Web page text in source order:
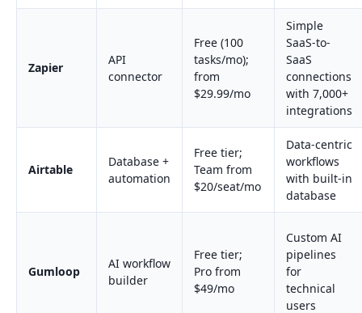
Zapier
API
connector
Free (100
tasks/mo);
from
$29.99/mo
Simple
SaaS-to-
SaaS
connections
with 7,000+
integrations
Airtable
Database +
automation
Free tier;
Team from
$20/seat/mo
Data-centric
workflows
with built-in
database
Gumloop
AI workflow
builder
Free tier;
Pro from
$49/mo
Custom AI
pipelines
for
technical
users